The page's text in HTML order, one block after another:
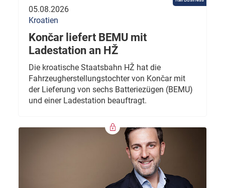
05.08.2026
Kroatien
Končar liefert BEMU mit
Ladestation an HŽ
Die kroatische Staatsbahn HŽ hat die
Fahrzeugherstellungstochter von Končar mit
der Lieferung von sechs Batteriezügen (BEMU)
und einer Ladestation beauftragt.